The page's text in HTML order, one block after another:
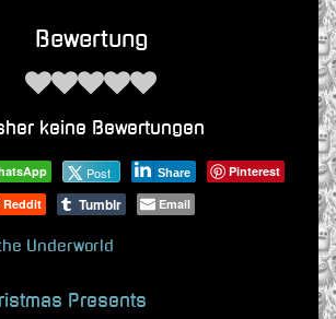
Bewertung
keine Bewertungen
Post Share
Pinterest
Reddit
Tumblr Email
Underworld
Presents